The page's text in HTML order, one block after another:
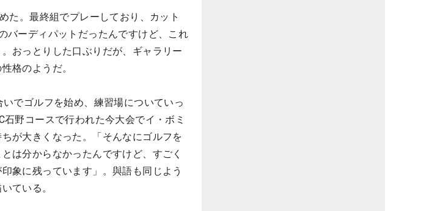
た。最終組でプレーしており、カット
バーディパットだったんですけど、これ
おっとりした口ぶりだが、ギャラリー
格のようだ。
でゴルフを始め、練習場についていっ
野コースで行われた今大会でイ・ボミ
が大きくなった。「そんなにゴルフを
は分からなかったんですけど、すごく
象に残っています」。與語も同じよう
ている。